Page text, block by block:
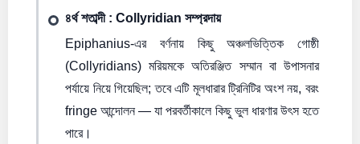
৪র্থ শতাব্দী : Collyridian সম্প্রদায়
Epiphanius-এর বর্ণনায় কিছু অঞ্চলভিত্তিক গোষ্ঠী
(Collyridians) মরিয়মকে অতিরঞ্জিত সম্মান বা উপাসনার
পর্যায়ে নিয়ে গিয়েছিল; তবে এটি মূলধারার ট্রিনিটির অংশ নয়, বরং
fringe আন্দোলন — যা পরবর্তীকালে কিছু ভুল ধারণার উৎস হতে
পারে।